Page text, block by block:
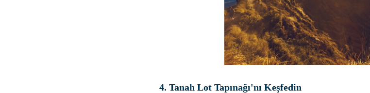
4. Tanah Lot Tapınağı'nı Keşfedin